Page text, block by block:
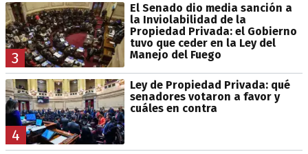
3
El Senado dio media sanción a
la Inviolabilidad de la
Propiedad Privada: el Gobierno
tuvo que ceder en la Ley del
Manejo del Fuego
4
Ley de Propiedad Privada: qué
senadores votaron a favor y
cuáles en contra